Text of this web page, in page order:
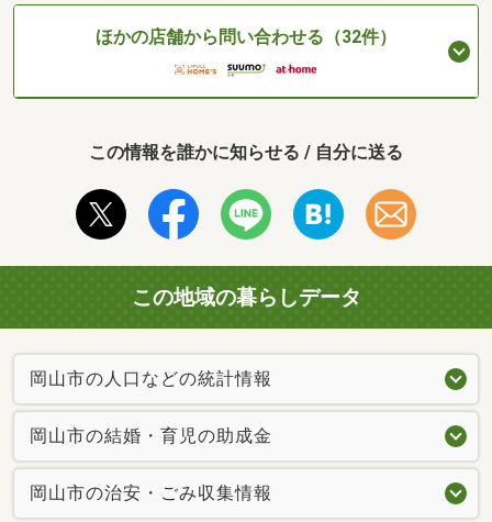
ほかの店舗から問い合わせる（32件）
この情報を誰かに知らせる / 自分に送る
この地域の暮らしデータ
岡山市の人口などの統計情報
岡山市の結婚・育児の助成金
岡山市の治安・ごみ収集情報